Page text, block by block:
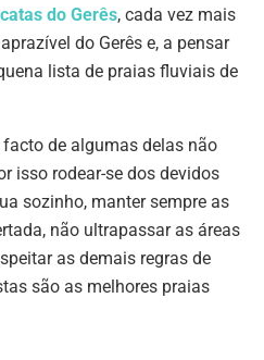
do Gerês, cada vez mais
do Gerês e, a pensar
lista de praias fluviais de
de algumas delas não
isso rodear-se dos devidos
sozinho, manter sempre as
não ultrapassar as áreas
as demais regras de
são as melhores praias